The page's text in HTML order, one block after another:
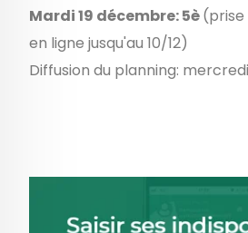
Mardi 19 décembre: 5è
en ligne jusqu'au 10/12)
Diffusion du planning: mercredi